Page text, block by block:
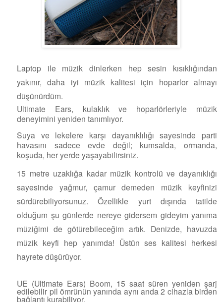
Laptop ile müzik dinlerken hep sesin kısıklığından
yakınır, daha iyi müzik kalitesi için hoparlor almayı
düşünürdüm.
Ultimate Ears, kulaklık ve hoparlörleriyle müzik
deneyimini yeniden tanımlıyor.
Suya ve lekelere karşı dayanıklılığı sayesinde parti
havasını sadece evde değil; kumsalda, ormanda,
koşuda, her yerde yaşayabilirsiniz.
15 metre uzaklığa kadar müzik kontrolü ve dayanıklığı
sayesinde yağmur, çamur demeden müzik keyfinizi
sürdürebiliyorsunuz. Özellikle yurt dışında tatilde
olduğum şu günlerde nereye gidersem gideyim yanıma
müziğimi de götürebileceğim artık. Denizde, havuzda
müzik keyfi hep yanımda! Üstün ses kalitesi herkesi
hayrete düşürüyor.
UE (Ultimate Ears) Boom, 15 saat süren yeniden şarj
edilebilir pil ömrünün yanında aynı anda 2 cihazla birden
bağlantı kurabiliyor.